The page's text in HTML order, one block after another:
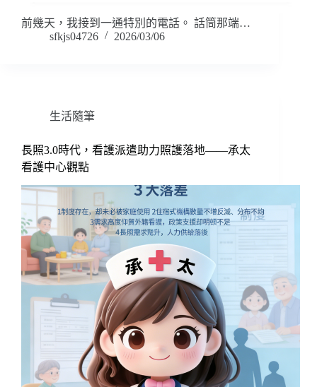
前幾天，我接到一通特別的電話。 話筒那端…
sfkjs04726
2026/03/06
生活隨筆
長照3.0時代，看護派遣助力照護落地——承太
看護中心觀點